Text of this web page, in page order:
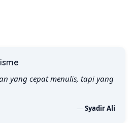
yang cepat menulis, tapi yang
—Syadir Ali